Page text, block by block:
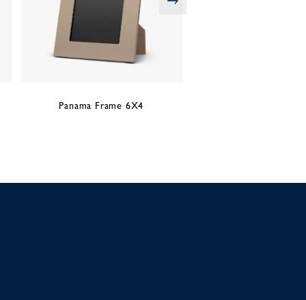
Panama Frame 6X4